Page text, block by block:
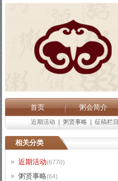
首页 粥会简介
近期活动 粥贤事略 征稿栏目
相关分类
近期活动(6770)
粥贤事略(64)